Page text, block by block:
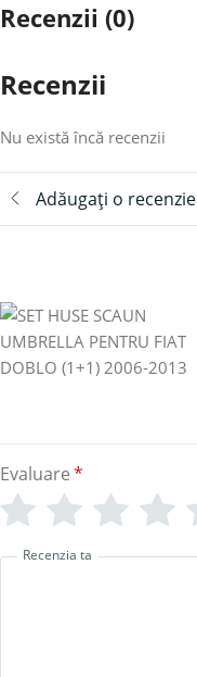
Recenzii (0)
Recenzii
Nu există încă recenzii
Adăugați o recenzie
Evaluare*
Recenzia ta